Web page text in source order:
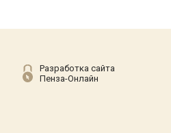
Разработка сайта
Пенза-Онлайн